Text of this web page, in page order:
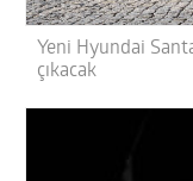
Yeni Hyundai
çıkacak